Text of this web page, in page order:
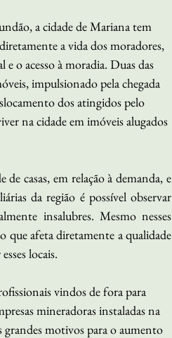
a cidade de Mariana tem
a vida dos moradores,
o acesso à moradia. Duas das
impulsionado pela chegada
dos atingidos pelo
na cidade em imóveis alugados
casas, em relação à demanda, e
da região é possível observar
insalubres. Mesmo nesses
que afeta diretamente a qualidade
locais.
vindos de fora para
mineradoras instaladas na
grandes motivos para o aumento